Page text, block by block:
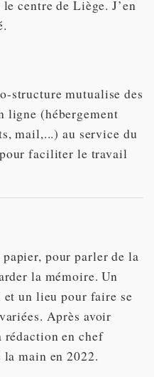
centre de Liège. J’en
structure mutualise des
ligne (hébergement
mail,...) au service du
faciliter le travail
pour parler de la
la mémoire. Un
un lieu pour faire se
Après avoir
rédaction en chef
la main en 2022.